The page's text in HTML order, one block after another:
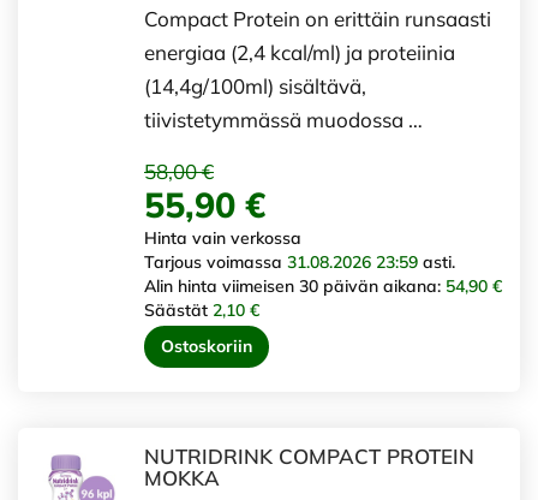
Compact Protein on erittäin runsaasti
energiaa (2,4 kcal/ml) ja proteiinia
(14,4g/100ml) sisältävä,
tiivistetymmässä muodossa …
58,00 €
55,90 €
Hinta vain verkossa
Tarjous voimassa 31.08.2026 23:59 asti.
Alin hinta viimeisen 30 päivän aikana: 54,90 €
Säästät 2,10 €
Ostoskoriin
NUTRIDRINK COMPACT PROTEIN
MOKKA